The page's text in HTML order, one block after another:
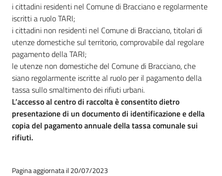
i cittadini residenti nel Comune di Bracciano e regolarmente
iscritti a ruolo TARI;
i cittadini non residenti nel Comune di Bracciano, titolari di
utenze domestiche sul territorio, comprovabile dal regolare
pagamento della TARI;
le utenze non domestiche del Comune di Bracciano, che
siano regolarmente iscritte al ruolo per il pagamento della
tassa sullo smaltimento dei rifiuti urbani.
L’accesso al centro di raccolta è consentito dietro
presentazione di un documento di identificazione e della
copia del pagamento annuale della tassa comunale sui
rifiuti.
Pagina aggiornata il 20/07/2023